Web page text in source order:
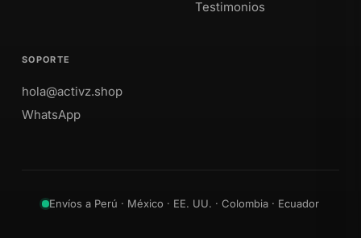
Testimonios
SOPORTE
hola@activz.shop
WhatsApp
Envíos a Perú · México · EE. UU. · Colombia · Ecuador